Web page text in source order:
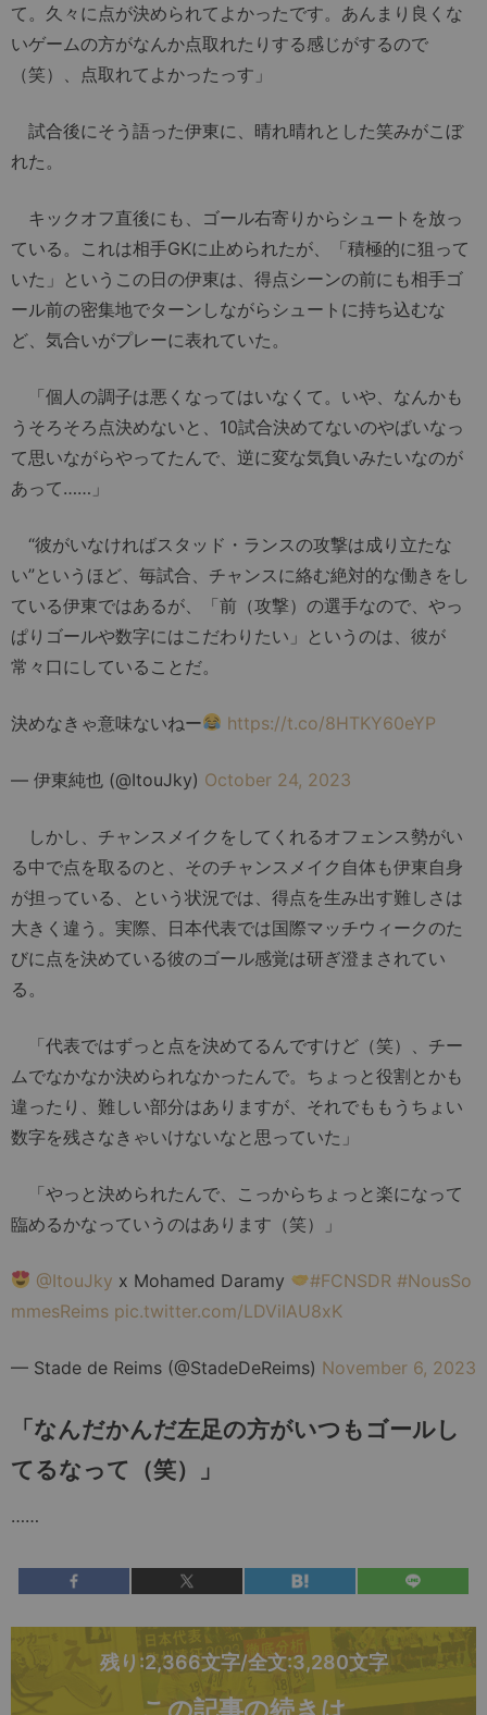
て。久々に点が決められてよかったです。あんまり良くな
いゲームの方がなんか点取れたりする感じがするので
（笑）、点取れてよかったっす」
試合後にそう語った伊東に、晴れ晴れとした笑みがこぼ
れた。
キックオフ直後にも、ゴール右寄りからシュートを放っ
ている。これは相手GKに止められたが、「積極的に狙って
いた」というこの日の伊東は、得点シーンの前にも相手ゴ
ール前の密集地でターンしながらシュートに持ち込むな
ど、気合いがプレーに表れていた。
「個人の調子は悪くなってはいなくて。いや、なんかも
うそろそろ点決めないと、10試合決めてないのやばいなっ
て思いながらやってたんで、逆に変な気負いみたいなのが
あって……」
“彼がいなければスタッド・ランスの攻撃は成り立たな
い”というほど、毎試合、チャンスに絡む絶対的な働きをし
ている伊東ではあるが、「前（攻撃）の選手なので、やっ
ぱりゴールや数字にはこだわりたい」というのは、彼が
常々口にしていることだ。
決めなきゃ意味ないねー https://t.co/8HTKY60eYP
— 伊東純也 (@ItouJky) October 24, 2023
しかし、チャンスメイクをしてくれるオフェンス勢がい
る中で点を取るのと、そのチャンスメイク自体も伊東自身
が担っている、という状況では、得点を生み出す難しさは
大きく違う。実際、日本代表では国際マッチウィークのた
びに点を決めている彼のゴール感覚は研ぎ澄まされてい
る。
「代表ではずっと点を決めてるんですけど（笑）、チー
ムでなかなか決められなかったんで。ちょっと役割とかも
違ったり、難しい部分はありますが、それでももうちょい
数字を残さなきゃいけないなと思っていた」
「やっと決められたんで、こっからちょっと楽になって
臨めるかなっていうのはあります（笑）」
@ItouJky x Mohamed Daramy #FCNSDR #NousSo
mmesReims pic.twitter.com/LDViIAU8xK
— Stade de Reims (@StadeDeReims) November 6, 2023
「なんだかんだ左足の方がいつもゴールし
てるなって（笑）」
……
残り:2,366文字/全文:3,280文字